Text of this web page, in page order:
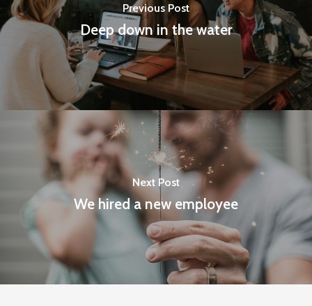
Previous Post
Deep down in the water
Next Post
We hired a new employee